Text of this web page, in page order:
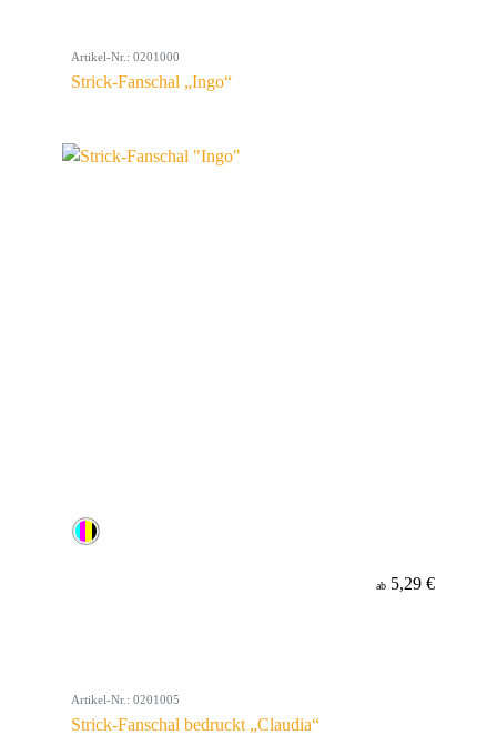
Artikel-Nr.: 0201000
Strick-Fanschal „Ingo“
ab 5,29 €
Artikel-Nr.: 0201005
Strick-Fanschal bedruckt „Claudia“